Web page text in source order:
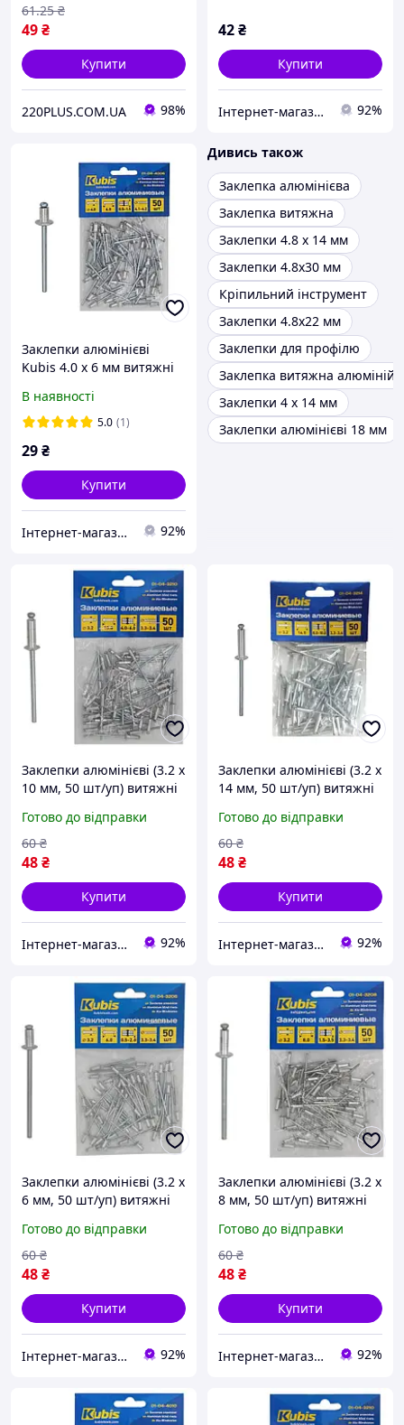
49₴
61.25 ₴
Купити
220PLUS.COM.UA 98%
42₴
Купити
Інтернет-магазин "Шухляда" 92%
Заклепки алюмінієві
Kubis 4.0 х 6 мм витяжні
В наявності
5.0 (1)
29₴
Купити
Інтернет-магазин "Шухляда" 92%
Дивись також
Заклепка алюмінієва
Заклепка витяжна
Заклепки 4.8 х 14 мм
Заклепки 4.8х30 мм
Кріпильний інструмент
Заклепки 4.8х22 мм
Заклепки для профілю
Заклепка витяжна алюміній-
Заклепки 4 х 14 мм
Заклепки алюмінієві 18 мм
Заклепки алюмінієві (3.2 х
10 мм, 50 шт/уп) витяжні
Готово до відправки
48₴
60 ₴
Купити
Інтернет-магазин GIGATOOLS 92%
Заклепки алюмінієві (3.2 х
14 мм, 50 шт/уп) витяжні
Готово до відправки
48₴
60 ₴
Купити
Інтернет-магазин GIGATOOLS 92%
Заклепки алюмінієві (3.2 х
6 мм, 50 шт/уп) витяжні
Готово до відправки
48₴
60 ₴
Купити
Інтернет-магазин GIGATOOLS 92%
Заклепки алюмінієві (3.2 х
8 мм, 50 шт/уп) витяжні
Готово до відправки
48₴
60 ₴
Купити
Інтернет-магазин GIGATOOLS 92%